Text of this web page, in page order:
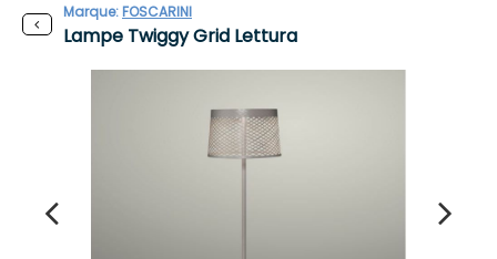
Exclusivité web !
Lampe Twiggy Grid Lettura
Marque:FOSCARINI